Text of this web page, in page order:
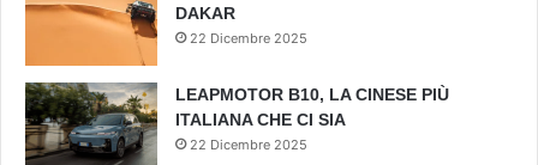
DAKAR
22 Dicembre 2025
LEAPMOTOR B10, LA CINESE PIÙ
ITALIANA CHE CI SIA
22 Dicembre 2025